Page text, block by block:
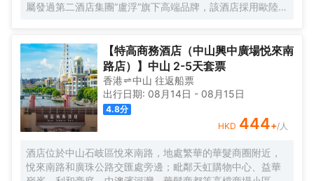
屬發過第二酒店集團“盧浮”旗下高端品牌，該酒店採用歐陸風
示屏多功能會議室，棋牌、浴足、餐廳、洗衣房等配套設
施，配有地下停車場，可提供住宿、宴會、會議、自助餐
飲、定製酒會訂組合服務項目，是閣下商務洽談、旅遊休
閒、出差的優質居所。
【特高商務酒店（中山興中廣場悦來南
路店）】中山 2-5天套票
香港 中山 往返船票
出行日期: 08月14日 - 08月15日
4.8分
HKD 444+/人
酒店位於中山石岐區悅來南路，地處繁華的華髮商圈附近，
悅來南路和廣珠公路交匯處旁邊；毗鄰天虹購物中心、益華